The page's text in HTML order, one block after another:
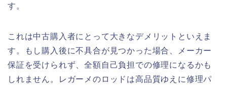
す。
これは中古購入者にとって大きなデメリットといえま
す。もし購入後に不具合が見つかった場合、メーカー
保証を受けられず、全額自己負担での修理になるかも
しれません。レガーメのロッドは高品質ゆえに修理パ